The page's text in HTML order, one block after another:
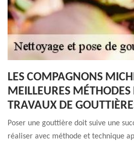
LES COMPAGNONS
MEILLEURES MÉTHODES
TRAVAUX DE
Poser une gouttière doit suive une
réaliser avec méthode et technique